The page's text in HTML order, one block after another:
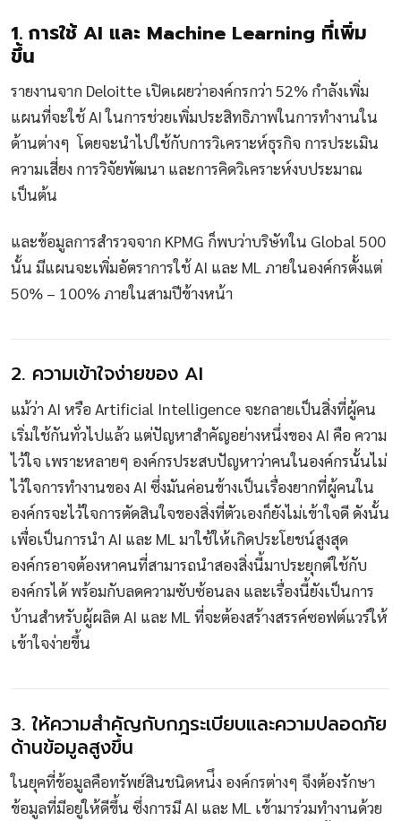
1. การใช้ AI และ Machine Learning ที่เพิ่ม
ขึ้น
รายงานจาก Deloitte เปิดเผยว่าองค์กรกว่า 52% กำลังเพิ่ม
แผนที่จะใช้ AI ในการช่วยเพิ่มประสิทธิภาพในการทำงานใน
ด้านต่างๆ โดยจะนำไปใช้กับการวิเคราะห์ธุรกิจ การประเมิน
ความเสี่ยง การวิจัยพัฒนา และการคิดวิเคราะห์งบประมาณ
เป็นต้น
และข้อมูลการสำรวจจาก KPMG ก็พบว่าบริษัทใน Global 500
นั้น มีแผนจะเพิ่มอัตราการใช้ AI และ ML ภายในองค์กรตั้งแต่
50% – 100% ภายในสามปีข้างหน้า
2. ความเข้าใจง่ายของ AI
แม้ว่า AI หรือ Artificial Intelligence จะกลายเป็นสิ่งที่ผู้คน
เริ่มใช้กันทั่วไปแล้ว แต่ปัญหาสำคัญอย่างหนึ่งของ AI คือ ความ
ไว้ใจ เพราะหลายๆ องค์กรประสบปัญหาว่าคนในองค์กรนั้นไม่
ไว้ใจการทำงานของ AI ซึ่งมันค่อนข้างเป็นเรื่องยากที่ผู้คนใน
องค์กรจะไว้ใจการตัดสินใจของสิ่งที่ตัวเองก็ยังไม่เข้าใจดี ดังนั้น
เพื่อเป็นการนำ AI และ ML มาใช้ให้เกิดประโยชน์สูงสุด
องค์กรอาจต้องหาคนที่สามารถนำสองสิ่งนี้มาประยุกต์ใช้กับ
องค์กรได้ พร้อมกับลดความซับซ้อนลง และเรื่องนี้ยังเป็นการ
บ้านสำหรับผู้ผลิต AI และ ML ที่จะต้องสร้างสรรค์ซอฟต์แวร์ให้
เข้าใจง่ายขึ้น
3. ให้ความสำคัญกับกฎระเบียบและความปลอดภัย
ด้านข้อมูลสูงขึ้น
ในยุคที่ข้อมูลคือทรัพย์สินชนิดหน่ึง องค์กรต่างๆ จึงต้องรักษา
ข้อมูลที่มีอยู่ให้ดีขึ้น ซึ่งการมี AI และ ML เข้ามาร่วมทำงานด้วย